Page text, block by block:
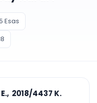
takibi
Esas
2018/4437 K.